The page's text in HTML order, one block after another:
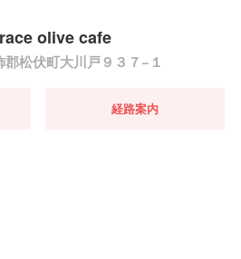
olive cafe
松伏町大川戸９３７−１
経路案内